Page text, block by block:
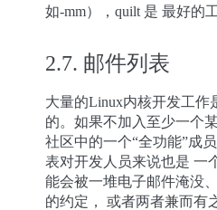
如-mm），quilt 是 最好的工
2.7. 邮件列表
大量的Linux内核开发工作
的。如果不加入至少一个
社区中的一个“全功能”成
表对开发人员来说也是 一
能会被一堆电子邮件淹没
的约定， 或者两者兼而有